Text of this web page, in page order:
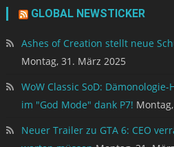
GLOBAL NEWSTICKER
Ashes of Creation stellt neue
Montag, 31. März 2025
WoW Classic SoD:
im "God Mode" dank P7!
Neuer Trailer zu GTA 6: CEO